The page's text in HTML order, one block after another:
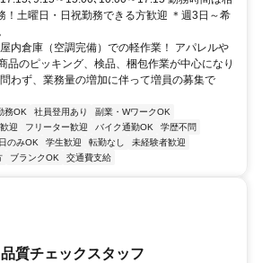
！土曜日・日祝勤務できる方歓迎 ＊週3日～希
内倉庫（空調完備）での軽作業！ アパレルや
品のピッキング、検品、梱包作業が中心になり
わず、業務量の増加に伴って増員の募集で
務OK 社員登用あり
副業・WワークOK
迎 フリーター歓迎 バイク通勤OK
学歴不問
のみOK 学生歓迎 転勤なし
未経験者歓迎
ブランクOK 交通費支給
質チェックスタッフ